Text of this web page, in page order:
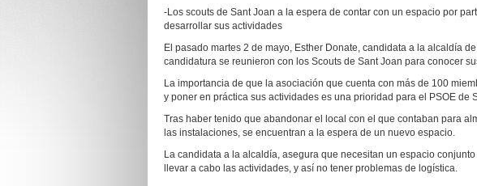
-Los scouts de Sant Joan a la espera de contar con un espacio por
desarrollar sus actividades
El pasado martes 2 de mayo, Esther Donate, candidata a la alcaldía
candidatura se reunieron con los Scouts de Sant Joan para conocer
La importancia de que la asociación que cuenta con más de 100
y poner en práctica sus actividades es una prioridad para el PSOE de
Tras haber tenido que abandonar el local con el que contaban para
las instalaciones, se encuentran a la espera de un nuevo espacio.
La candidata a la alcaldía, asegura que necesitan un espacio
llevar a cabo las actividades, y así no tener problemas de logística.